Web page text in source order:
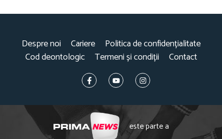
Despre noi Cariere
Politica de confidențialitate
Cod deontologic
Termeni și condiții Contact
este parte a